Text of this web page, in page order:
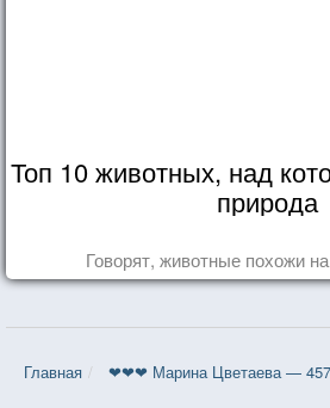
Топ 10 животных, над
природа
Говорят, животные похожи
Главная ❤❤❤ Марина Цветаева — 457